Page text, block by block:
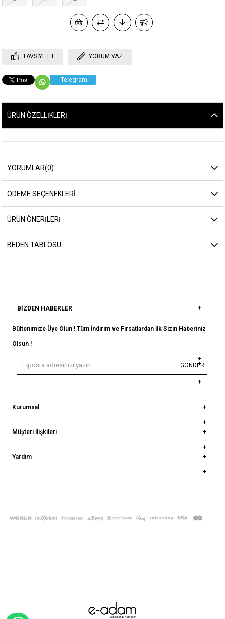
TAVSIYE ET YORUM YAZ
Telegram
ÜRÜN ÖZELLIKLERI
YORUMLAR(0)
ÖDEME SEÇENEKLERI
ÜRÜN ÖNERILERI
BEDEN TABLOSU
BIZDEN HABERLER
Bültenimize Üye Olun ! Tüm İndirim ve Fırsatlardan İlk Sizin Haberiniz
Olsun !
GÖNDER
Kurumsal
Müşteri İlişkileri
Yardım